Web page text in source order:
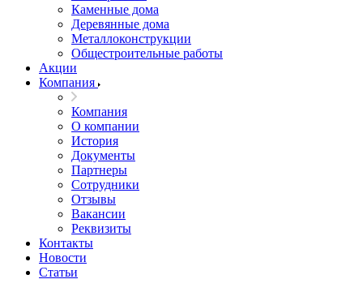
Каменные дома
Деревянные дома
Металлоконструкции
Общестроительные работы
Акции
Компания
Компания
О компании
История
Документы
Партнеры
Сотрудники
Отзывы
Вакансии
Реквизиты
Контакты
Новости
Статьи